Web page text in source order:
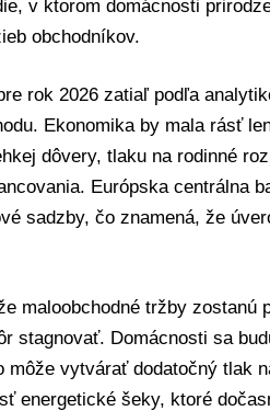
v ktorom domácnosti
obchodníkov.
rok 2026 zatiaľ podľa
Ekonomika by mala rásť
dôvery, tlaku na rodinné
Európska centrálna
sadzby, čo znamená, že
maloobchodné tržby zostanú
stagnovať. Domácnosti sa
môže vytvárať dodatočný tlak
energetické šeky, ktoré